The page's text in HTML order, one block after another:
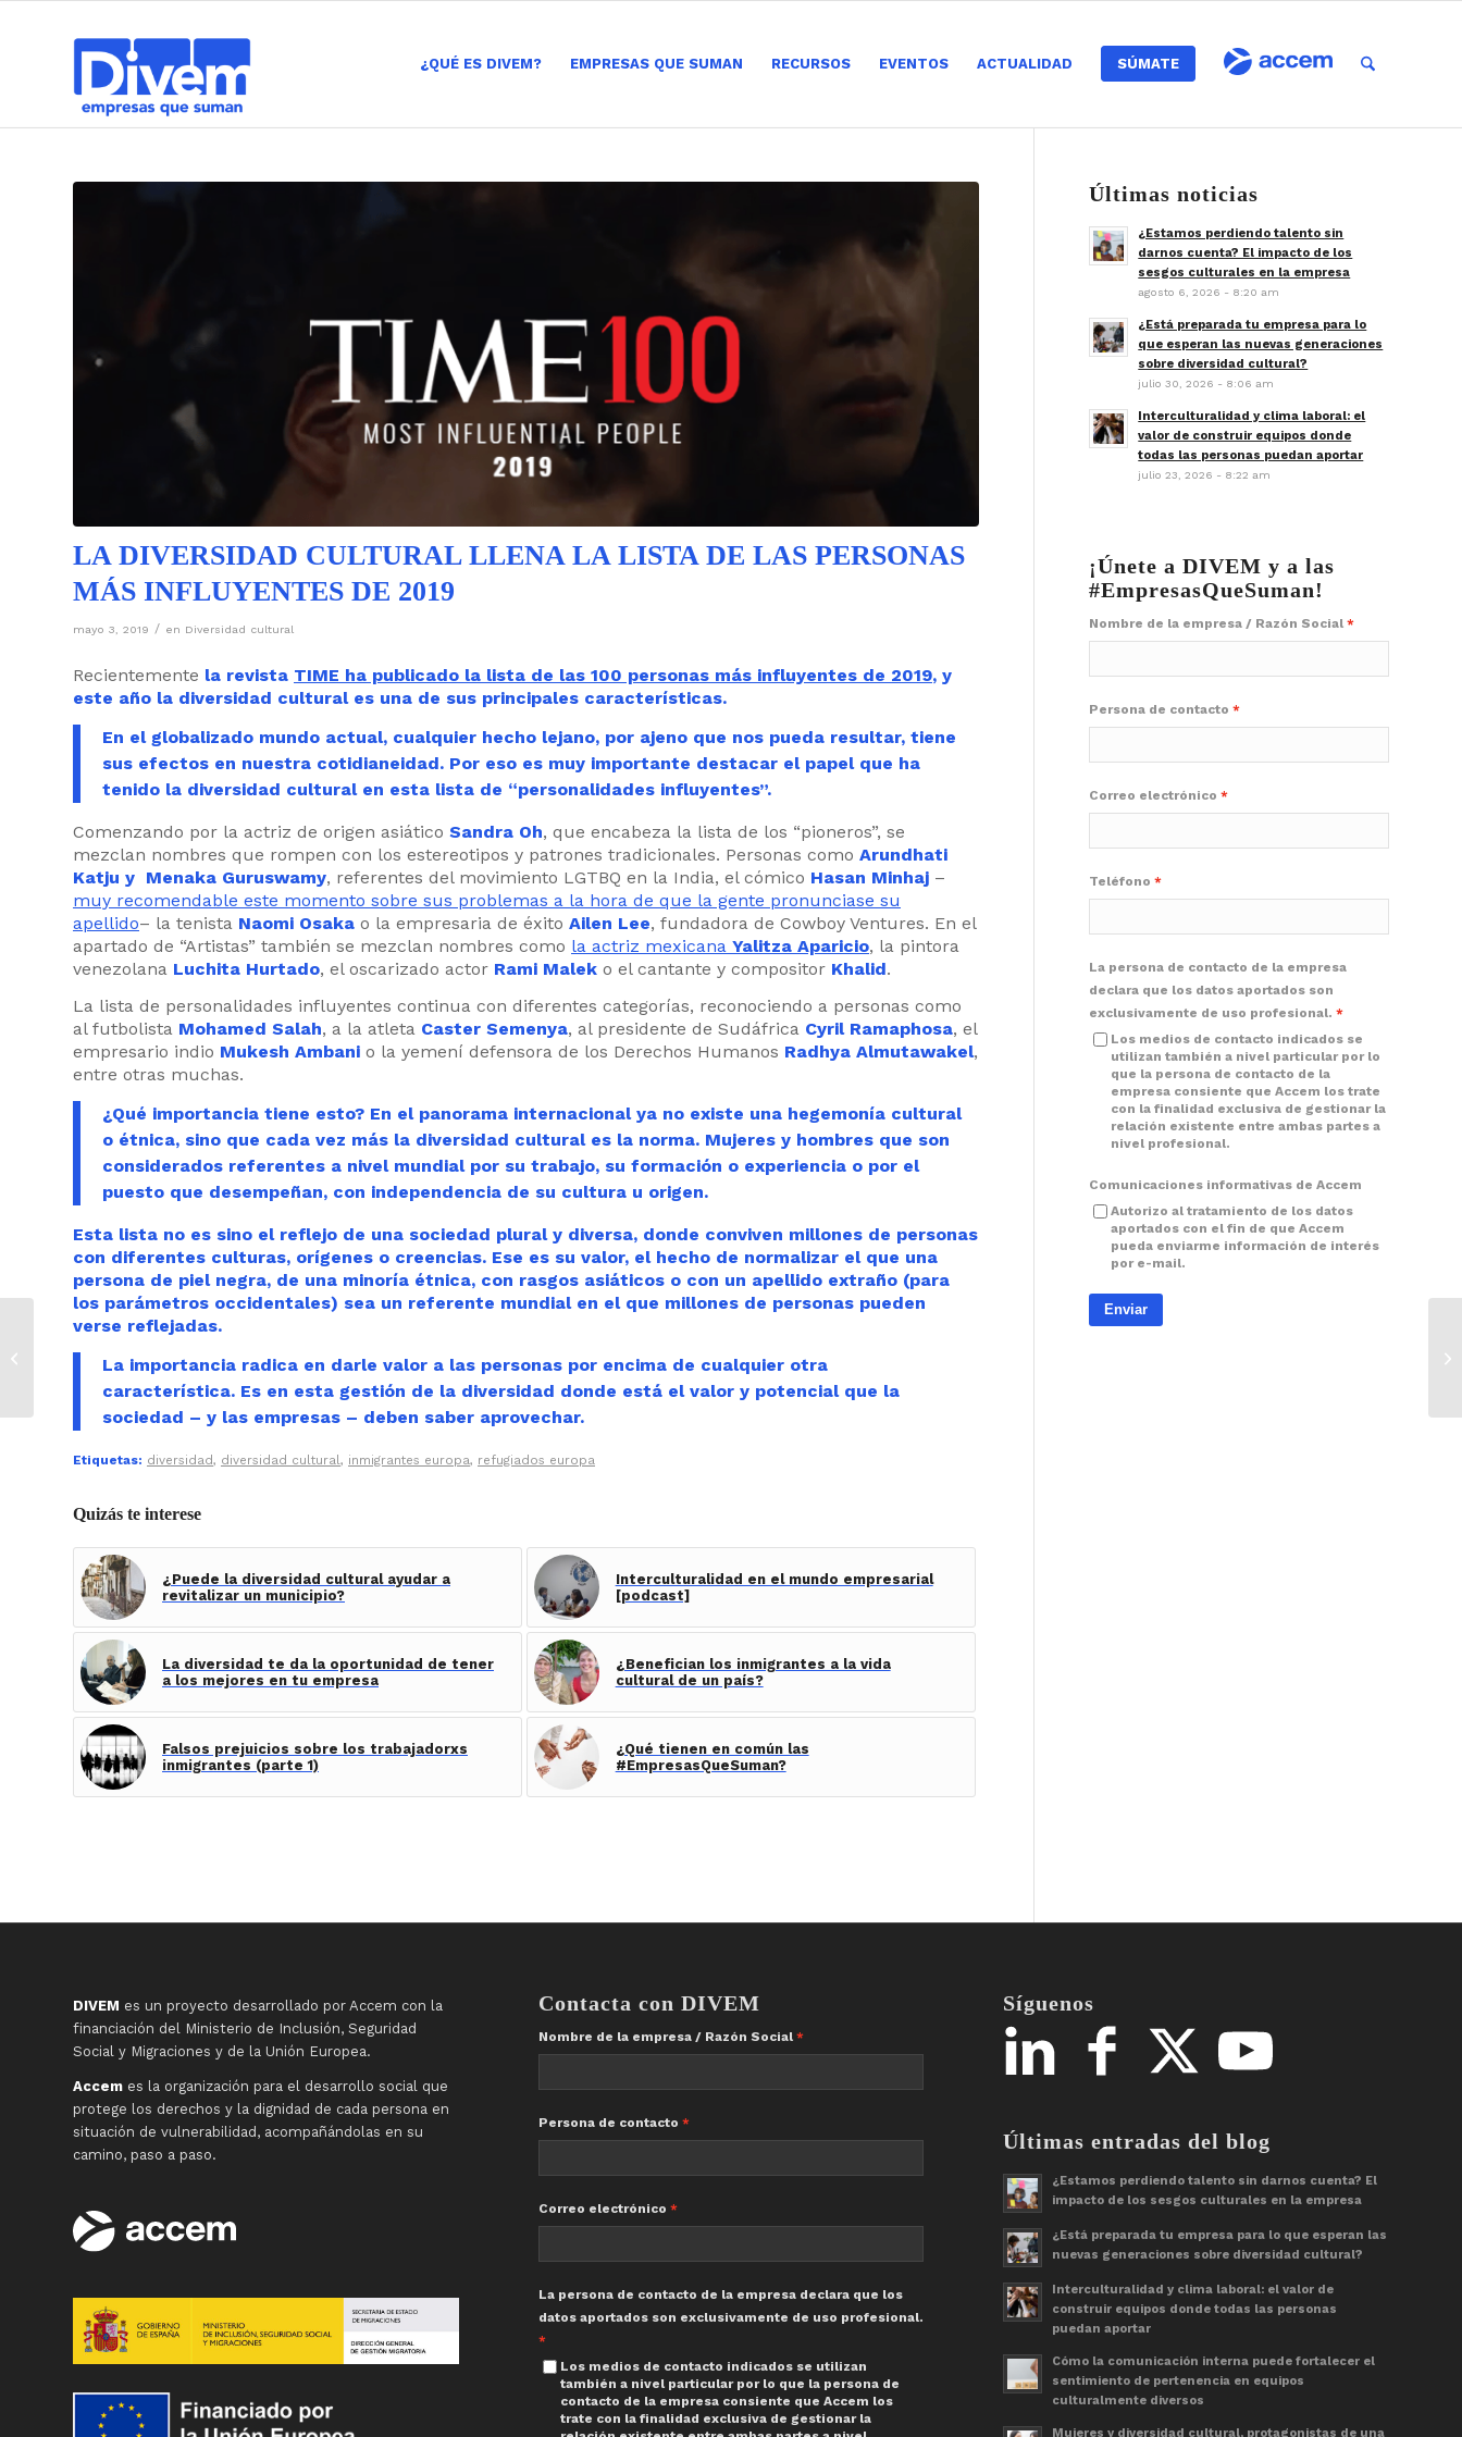
¿QUÉ ES DIVEM? EMPRESAS QUE SUMAN RECURSOS EVENTOS ACTUALIDAD SÚMATE
LA DIVERSIDAD CULTURAL LLENA LA LISTA DE LAS PERSONAS
MÁS INFLUYENTES DE 2019
mayo 3, 2019 / en Diversidad cultural
Recientemente la revista TIME ha publicado la lista de las 100 personas más influyentes de 2019, y
este año la diversidad cultural es una de sus principales características.
En el globalizado mundo actual, cualquier hecho lejano, por ajeno que nos pueda resultar, tiene
sus efectos en nuestra cotidianeidad. Por eso es muy importante destacar el papel que ha
tenido la diversidad cultural en esta lista de “personalidades influyentes”.
Comenzando por la actriz de origen asiático Sandra Oh, que encabeza la lista de los “pioneros”, se
mezclan nombres que rompen con los estereotipos y patrones tradicionales. Personas como Arundhati
Katju y Menaka Guruswamy, referentes del movimiento LGTBQ en la India, el cómico Hasan Minhaj –
muy recomendable este momento sobre sus problemas a la hora de que la gente pronunciase su
apellido– la tenista Naomi Osaka o la empresaria de éxito Ailen Lee, fundadora de Cowboy Ventures. En el
apartado de “Artistas” también se mezclan nombres como la actriz mexicana Yalitza Aparicio, la pintora
venezolana Luchita Hurtado, el oscarizado actor Rami Malek o el cantante y compositor Khalid.
La lista de personalidades influyentes continua con diferentes categorías, reconociendo a personas como
al futbolista Mohamed Salah, a la atleta Caster Semenya, al presidente de Sudáfrica Cyril Ramaphosa, el
empresario indio Mukesh Ambani o la yemení defensora de los Derechos Humanos Radhya Almutawakel,
entre otras muchas.
¿Qué importancia tiene esto? En el panorama internacional ya no existe una hegemonía cultural
o étnica, sino que cada vez más la diversidad cultural es la norma. Mujeres y hombres que son
considerados referentes a nivel mundial por su trabajo, su formación o experiencia o por el
puesto que desempeñan, con independencia de su cultura u origen.
Esta lista no es sino el reflejo de una sociedad plural y diversa, donde conviven millones de personas
con diferentes culturas, orígenes o creencias. Ese es su valor, el hecho de normalizar el que una
persona de piel negra, de una minoría étnica, con rasgos asiáticos o con un apellido extraño (para
los parámetros occidentales) sea un referente mundial en el que millones de personas pueden
verse reflejadas.
La importancia radica en darle valor a las personas por encima de cualquier otra
característica. Es en esta gestión de la diversidad donde está el valor y potencial que la
sociedad – y las empresas – deben saber aprovechar.
Etiquetas: diversidad, diversidad cultural, inmigrantes europa, refugiados europa
Quizás te interese
¿Puede la diversidad cultural ayudar a
revitalizar un municipio?
Interculturalidad en el mundo empresarial
[podcast]
La diversidad te da la oportunidad de tener
a los mejores en tu empresa
¿Benefician los inmigrantes a la vida
cultural de un país?
Falsos prejuicios sobre los trabajadorxs
inmigrantes (parte 1)
¿Qué tienen en común las
#EmpresasQueSuman?
Últimas noticias
¿Estamos perdiendo talento sin
darnos cuenta? El impacto de los
sesgos culturales en la empresa
agosto 6, 2026 - 8:20 am
¿Está preparada tu empresa para lo
que esperan las nuevas generaciones
sobre diversidad cultural?
julio 30, 2026 - 8:06 am
Interculturalidad y clima laboral: el
valor de construir equipos donde
todas las personas puedan aportar
julio 23, 2026 - 8:22 am
¡Únete a DIVEM y a las
#EmpresasQueSuman!
Nombre de la empresa / Razón Social
Persona de contacto
Correo electrónico
Teléfono
La persona de contacto de la empresa
declara que los datos aportados son
exclusivamente de uso profesional.
Los medios de contacto indicados se
utilizan también a nivel particular por lo
que la persona de contacto de la
empresa consiente que Accem los trate
con la finalidad exclusiva de gestionar la
relación existente entre ambas partes a
nivel profesional.
Comunicaciones informativas de Accem
Autorizo al tratamiento de los datos
aportados con el fin de que Accem
pueda enviarme información de interés
por e-mail.
Enviar
DIVEM es un proyecto desarrollado por Accem con la
financiación del Ministerio de Inclusión, Seguridad
Social y Migraciones y de la Unión Europea.
Accem es la organización para el desarrollo social que
protege los derechos y la dignidad de cada persona en
situación de vulnerabilidad, acompañándolas en su
camino, paso a paso.
Contacta con DIVEM
Nombre de la empresa / Razón Social
Persona de contacto
Correo electrónico
La persona de contacto de la empresa declara que los
datos aportados son exclusivamente de uso profesional.
Los medios de contacto indicados se utilizan
también a nivel particular por lo que la persona de
contacto de la empresa consiente que Accem los
trate con la finalidad exclusiva de gestionar la
Síguenos
Últimas entradas del blog
¿Estamos perdiendo talento sin darnos cuenta? El
impacto de los sesgos culturales en la empresa
¿Está preparada tu empresa para lo que esperan las
nuevas generaciones sobre diversidad cultural?
Interculturalidad y clima laboral: el valor de
construir equipos donde todas las personas
puedan aportar
Cómo la comunicación interna puede fortalecer el
sentimiento de pertenencia en equipos
culturalmente diversos
Mujeres y diversidad cultural, protagonistas de una
El talento perdido de
extranjeras en